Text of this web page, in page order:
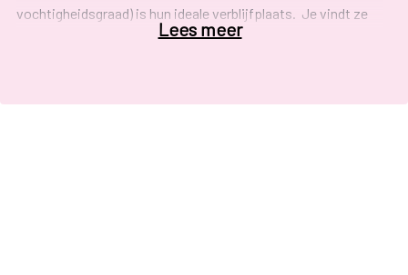
vochtigheidsgraad) is hun ideale verblijfplaats. Je vindt ze
dan ook in elk huis. Ze verschuilen zich het liefst in stoffen
Lees meer